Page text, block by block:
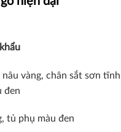
vàng, chân sắt sơn
đen
tủ phụ màu đen